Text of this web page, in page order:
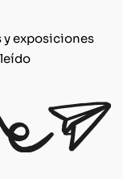
y exposiciones